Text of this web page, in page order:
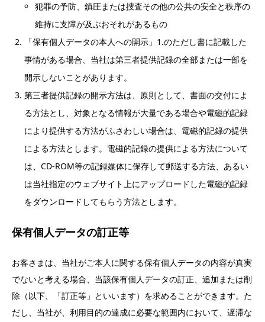
犯罪の予防、鎮圧または捜査その他の公共の安全と秩序の
維持に支障が及ぶおそれがあるもの
「保有個人データの本人への開示」1.のただし書に記載した
事情がある場合、当社は第三者提供記録の全部または一部を
開示しないことがあります。
第三者提供記録の開示方法は、原則として、書面の交付によ
る方法とし、対象となる情報が大量である場合や電磁的記録
により提供する方法がふさわしい場合は、電磁的記録の提供
による方法とします。電磁的記録の提供による方法について
は、CD-ROM等の記録媒体に保存して郵送する方法、あるい
は当社指定のウェブサイト上にアップロードした電磁的記録
をダウンロードしてもらう方法とします。
保有個人データの訂正等
お客さまは、当社がご本人に関する保有個人データの内容が真実
でないと考える場合、当該保有個人データの訂正、追加または削
除（以下、「訂正等」といいます）を求めることができます。た
だし、当社が、利用目的の達成に必要な範囲内において、遅滞な